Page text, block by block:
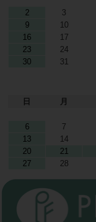
2
3
9
10
16
17
23
24
30
31
日
月
6
7
13
14
20
21
27
28